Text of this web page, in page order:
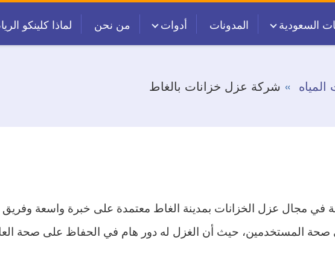
السعودية المدونات أدوات من نحن لماذا كلينكو
شركة عزل خزانات بالغاط
في مجال عزل الخزانات بمدينة الغاط معتمدة على خبرة واسعة
المستخدمين، حيث أن الغزل له دور هام في الحفاظ على صحة